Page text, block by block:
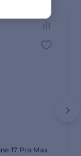
17 Pro Max